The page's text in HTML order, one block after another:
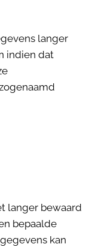
langer
indien dat
langer bewaard
bepaalde
kan